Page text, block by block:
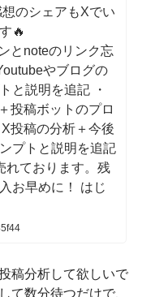
のシェアもXでい
🔥
とnoteのリンク忘
やブログの
と説明を追記 ・
投稿ボットのプロ
投稿の分析＋今後
プトと説明を追記
れております。残
お早めに！ はじ
稿分析して欲しいで
て数分待つだけで、